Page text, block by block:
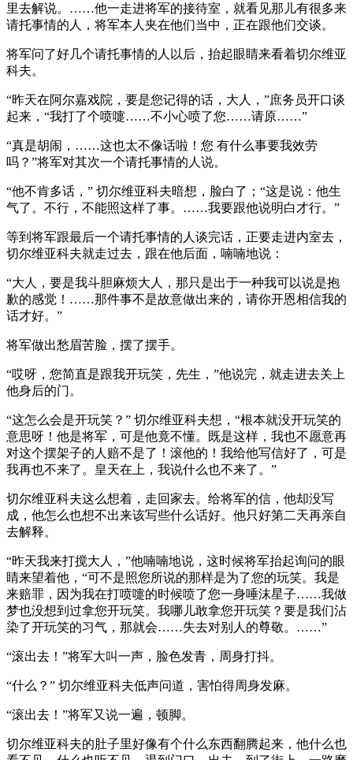
里去解说。……他一走进将军的接待室，就看见那儿有很多来
请托事情的人，将军本人夹在他们当中，正在跟他们交谈。
将军问了好几个请托事情的人以后，抬起眼睛来看着切尔维亚
科夫。
“昨天在阿尔嘉戏院，要是您记得的话，大人，”庶务员开口谈
起来，“我打了个喷嚏……不小心喷了您……请原……”
“真是胡闹，……这也太不像话啦！您 有什么事要我效劳
吗？”将军对其次一个请托事情的人说。
“他不肯多话，” 切尔维亚科夫暗想，脸白了；“这是说：他生
气了。不行，不能照这样了事。……我要跟他说明白才行。”
等到将军跟最后一个请托事情的人谈完话，正要走进内室去，
切尔维亚科夫就走过去，跟在他后面，喃喃地说：
“大人，要是我斗胆麻烦大人，那只是出于一种我可以说是抱
歉的感觉！……那件事不是故意做出来的，请你开恩相信我的
话才好。”
将军做出愁眉苦脸，摆了摆手。
“哎呀，您简直是跟我开玩笑，先生，”他说完，就走进去关上
他身后的门。
“这怎么会是开玩笑？” 切尔维亚科夫想，“根本就没开玩笑的
意思呀！他是将军，可是他竟不懂。既是这样，我也不愿意再
对这个摆架子的人赔不是了！滚他的！我给他写信好了，可是
我再也不来了。皇天在上，我说什么也不来了。”
切尔维亚科夫这么想着，走回家去。给将军的信，他却没写
成，他怎么也想不出来该写些什么话好。他只好第二天再亲自
去解释。
“昨天我来打搅大人，”他喃喃地说，这时候将军抬起询问的眼
睛来望着他，“可不是照您所说的那样是为了您的玩笑。我是
来赔罪，因为我在打喷嚏的时候喷了您一身唾沫星子……我做
梦也没想到过拿您开玩笑。我哪儿敢拿您开玩笑？要是我们沾
染了开玩笑的习气，那就会……失去对别人的尊敬。……”
“滚出去！”将军大叫一声，脸色发青，周身打抖。
“什么？” 切尔维亚科夫低声问道，害怕得周身发麻。
“滚出去！”将军又说一遍，顿脚。
切尔维亚科夫的肚子里好像有个什么东西翻腾起来，他什么也